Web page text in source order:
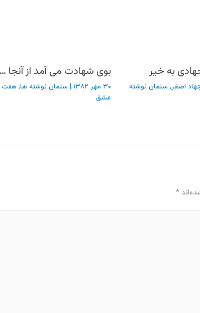
به خیر
اصغر, سلمان نوشته
بوی شهادت می آمد از آنجا
۳۰ مهر ۱۳۸۲ | سلمان نوشته ها, هفت
عشق
*